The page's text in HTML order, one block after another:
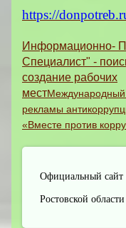
https://
Информационно-
Специалист" -
создание рабочих
местМеждународный
рекламы
«Вместе против
Официальный сайт
Ростовской